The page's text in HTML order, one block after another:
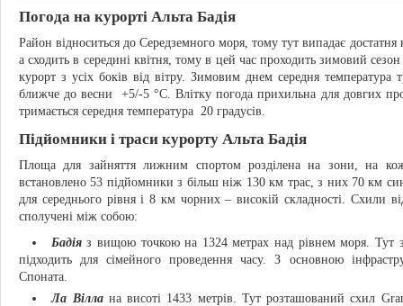
Погода на курорті Альта Бадія
Район відноситься до Середземного моря, тому тут випадає достатня
а сходить в середині квітня, тому в цей час проходить зимовий
курорт з усіх боків від вітру. Зимовим днем середня
ближче до весни +5/-5 °С. Влітку погода прихильна для довгих
тримається середня температура 20 градусів.
Підйомники і траси курорту Альта Бадія
Площа для зайняття лижним спортом розділена на зони, на
встановлено 53 підйомники з більш ніж 130 км трас, з них 70 км
для середнього рівня і 8 км чорних – високій складності. Схили
сполучені між собою:
Бадіяз вищою точкою на 1324 метрах над рівнем моря. Тут
підходить для сімейного проведення часу. З основною
Споната.
Ла Віллана висоті 1433 метрів. Тут розташований схил